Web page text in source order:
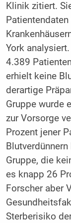
Klinik zitiert.
York
4.389
erhielt keine
derartige
Gruppe wurde
zur Vorsorge
Prozent jener
Gruppe, die
es knapp 26
Forscher aber
Sterberisiko